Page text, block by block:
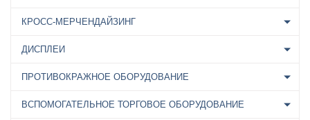
КРОСС-МЕРЧЕНДАЙЗИНГ
ДИСПЛЕИ
ПРОТИВОКРАЖНОЕ ОБОРУДОВАНИЕ
ВСПОМОГАТЕЛЬНОЕ ТОРГОВОЕ ОБОРУДОВАНИЕ